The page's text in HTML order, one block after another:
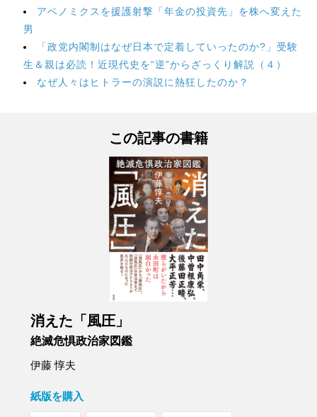
アベノミクスを援護射撃「年金の投資先」を株へ変えた
男
「政党内閣制はなぜ日本で定着していったのか?」受験
生＆親は必読！近現代史を“逆”からざっくり解説（４）
なぜ人々はヒトラーの演説に熱狂したのか？
この記事の書籍
消えた「風圧」
絶滅危惧政治家図鑑
伊藤 惇夫
紙版を購入